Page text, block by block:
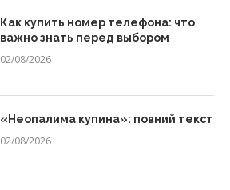
Как купить номер телефона: что
важно знать перед выбором
02/08/2026
«Неопалима купина»: повний текст
02/08/2026